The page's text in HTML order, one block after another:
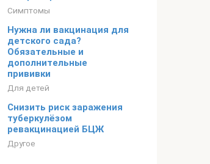
Симптомы
Нужна ли вакцинация для
детского сада?
Обязательные и
дополнительные
прививки
Для детей
Снизить риск заражения
туберкулёзом
ревакцинацией БЦЖ
Другое